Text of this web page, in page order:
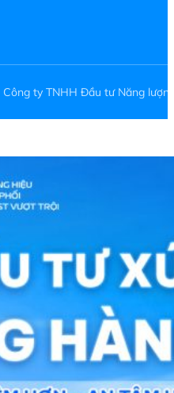
ty TNHH Đầu tư Năng